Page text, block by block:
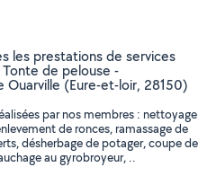
les prestations de services
de pelouse -
Ouarville (Eure-et-loir, 28150)
par nos membres : nettoyage
de ronces, ramassage de
désherbage de potager, coupe de
au gyrobroyeur, ..